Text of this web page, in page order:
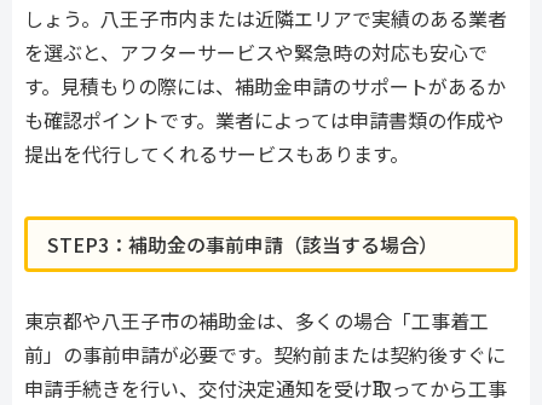
しょう。八王子市内または近隣エリアで実績のある業者
を選ぶと、アフターサービスや緊急時の対応も安心で
す。見積もりの際には、補助金申請のサポートがあるか
も確認ポイントです。業者によっては申請書類の作成や
提出を代行してくれるサービスもあります。
STEP3：補助金の事前申請（該当する場合）
東京都や八王子市の補助金は、多くの場合「工事着工
前」の事前申請が必要です。契約前または契約後すぐに
申請手続きを行い、交付決定通知を受け取ってから工事